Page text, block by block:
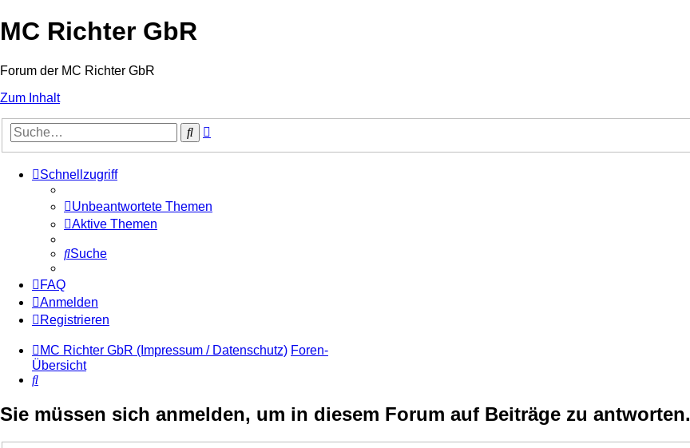
MC Richter GbR
Forum der MC Richter GbR
Zum Inhalt
Suche
Schnellzugriff
Unbeantwortete Themen
Aktive Themen
Suche
FAQ
Anmelden
Registrieren
MC Richter GbR (Impressum / Datenschutz) Foren-
Übersicht
Suche
Sie müssen sich anmelden, um in diesem Forum auf Beiträge zu antworten.